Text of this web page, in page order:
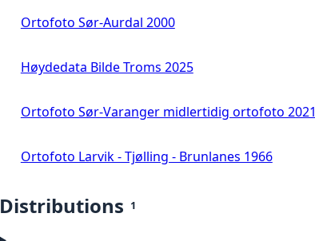
Ortofoto Sør-Aurdal 2000
Høydedata Bilde Troms 2025
Ortofoto Sør-Varanger midlertidig ortofoto 2021
Ortofoto Larvik - Tjølling - Brunlanes 1966
Distributions 1